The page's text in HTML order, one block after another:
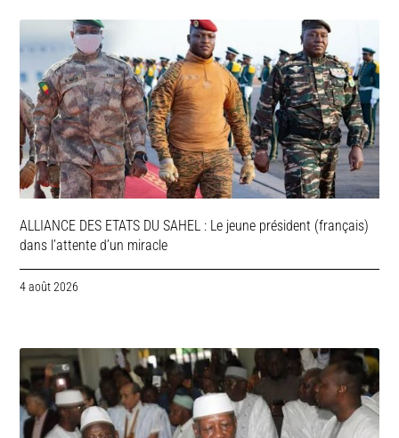
ALLIANCE DES ETATS DU SAHEL : Le jeune président (français)
dans l’attente d’un miracle
4 août 2026